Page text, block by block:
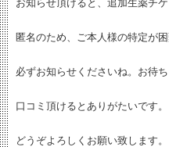
お知らせ頂けると、追加生薬チ
匿名のため、ご本人様の特定が困
必ずお知らせくださいね。お待
口コミ頂けるとありがたいです。
どうぞよろしくお願い致します。